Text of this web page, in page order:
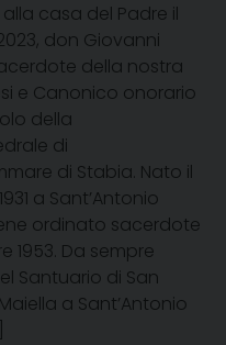
casa del Padre il
don Giovanni
della nostra
e Canonico onorario
della
di
di Stabia. Nato il
a Sant’Antonio
ordinato sacerdote
1953. Da sempre
Santuario di San
a Sant’Antonio